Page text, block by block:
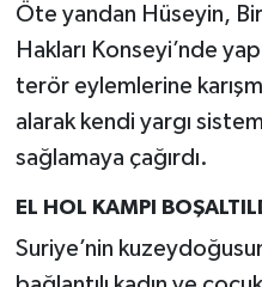
Öte yandan Hüseyin,
Hakları Konseyi’nde
terör eylemlerine
alarak kendi yargı
sağlamaya çağırdı.
EL HOL KAMPI
Suriye’nin